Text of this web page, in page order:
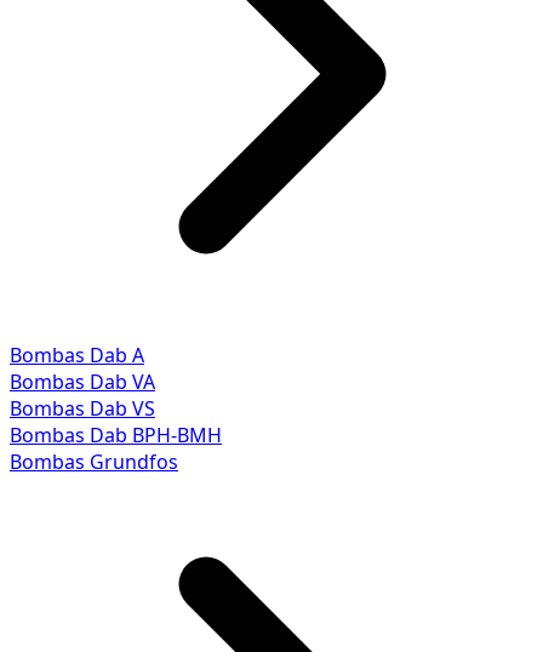
Bombas Dab A
Bombas Dab VA
Bombas Dab VS
Bombas Dab BPH-BMH
Bombas Grundfos